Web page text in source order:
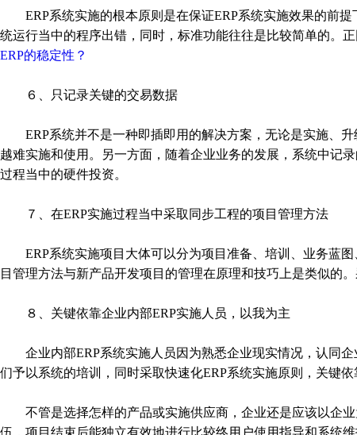
ERP系统实施的根本原则是在保证ERP系统实施效果的前提
统运行当中的程序出错，同时，标准功能往往是比较简单的。
ERP的稳定性？
６、只记录关键的交易数据
ERP系统并不是一种即插即用的解决方案，无论是实施、升
越难实施和使用。另一方面，随着企业业务的发展，系统中记
过程当中的硬件投资。
７、在ERP实施过程当中采取同步工程的项目管理方法
ERP系统实施项目大体可以分为项目准备、培训、业务蓝图
目管理方法与新产品开发项目的管理在原理和技巧上是类似的
８、关键依靠企业内部ERP实施人员，以我为主
企业内部ERP系统实施人员因为熟悉企业现实情况，认同企
们予以系统的培训，同时采取快速化ERP系统实施原则，关键
不管是选择怎样的产品或实施供应商，企业还是应该以企业
伍，项目结束后能独立有效地进行比较终用户使用指导和系统